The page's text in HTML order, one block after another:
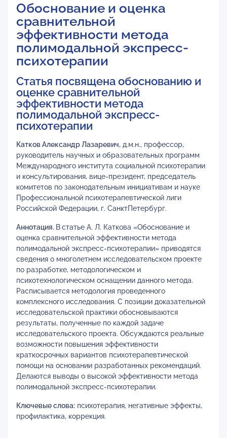
Обоснование и оценка
сравнительной
эффективности метода
полимодальной экспресс-
психотерапии
Статья посвящена обоснованию и
оценке сравнительной
эффективности метода
полимодальной экспресс-
психотерапии
Катков Александр Лазаревич, д.м.н., профессор,
руководитель научных и образовательных программ
Международного института социальной психотерапии
и консультирования, вице-президент, председатель
комитетов по законодательным инициативам и науке
Профессиональной психотерапевтической лиги
Российской Федерации, г. СанктПетербург.
Аннотация. Встатье А. Л. Каткова «Обоснование и
оценка сравнительной эффективности метода
полимодальной экспресс-психотерапии» приводятся
сведения о многолетнем исследовательском проекте
по разработке, методологическом и
психотехнологическом оснащении данного метода.
Расписывается методология проведенного
комплексного исследования. С позиции доказательной
исследовательской практики обосновываются
результаты, полученные по каждой задаче
исследовательского проекта. Обсуждаются реальные
возможности повышения эффективности
краткосрочных вариантов психотерапевтической
помощи на основании разработанных рекомендаций.
Делаются выводы о высокой эффективности метода
полимодальной экспресс-психотерапии.
Ключевые слова: психотерапия, негативные эффекты,
профилактика, коррекция.